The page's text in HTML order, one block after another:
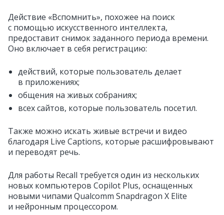
Действие «Вспомнить», похожее на поиск
с помощью искусственного интеллекта,
предоставит снимок заданного периода времени.
Оно включает в себя регистрацию:
действий, которые пользователь делает
в приложениях;
общения на живых собраниях;
всех сайтов, которые пользователь посетил.
Также можно искать живые встречи и видео
благодаря Live Captions, которые расшифровывают
и переводят речь.
Для работы Recall требуется один из нескольких
новых компьютеров Copilot Plus, оснащенных
новыми чипами Qualcomm Snapdragon X Elite
и нейронным процессором.